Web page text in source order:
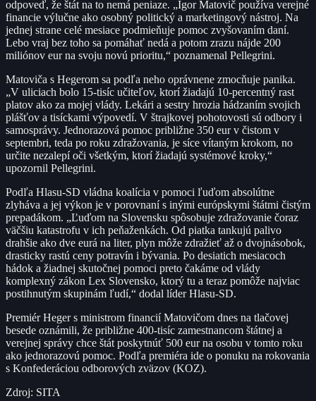
odpoveď, že štát na to nemá peniaze. „Igor Matovič používa verejné
financie výlučne ako osobný politický a marketingový nástroj. Na
jednej strane celé mesiace podmieňuje pomoc zvyšovaním daní.
Lebo vraj bez toho sa pomáhať nedá a potom zrazu nájde 200
miliónov eur na svoju novú prioritu,“ poznamenal Pellegrini.
Matoviča s Hegerom sa podľa neho oprávnene zmocňuje panika.
„V uliciach bolo 15-tisíc učiteľov, ktorí žiadajú 10-percentný rast
platov ako za mojej vlády. Lekári a sestry hrozia hádzaním svojich
plášťov a tisíckami výpovedí. V štrajkovej pohotovosti sú odbory i
samosprávy. Jednorazová pomoc približne 350 eur v čistom v
septembri, teda po roku zdražovania, je síce vítaným krokom, no
určite nezalepí oči všetkým, ktorí žiadajú systémové kroky,“
upozornil Pellegrini.
Podľa Hlasu-SD vládna koalícia v pomoci ľuďom absolútne
zlyháva a jej výkon je v porovnaní s inými európskymi štátmi čistým
prepadákom. „Ľuďom na Slovensku spôsobuje zdražovanie čoraz
väčšiu katastrofu v ich peňaženkách. Od piatka tankujú palivo
drahšie ako dve eurá na liter, plyn môže zdražieť až o dvojnásobok,
drasticky rastú ceny potravín i bývania. Po desiatich mesiacoch
hádok a žiadnej skutočnej pomoci preto čakáme od vlády
komplexný zákon Lex Slovensko, ktorý tu a teraz pomôže najviac
postihnutým skupinám ľudí,“ dodal líder Hlasu-SD.
Premiér Heger s ministrom financií Matovičom dnes na tlačovej
besede oznámili, že približne 400-tisíc zamestnancom štátnej a
verejnej správy chce štát poskytnúť 500 eur na osobu v tomto roku
ako jednorazovú pomoc. Podľa premiéra ide o ponuku na rokovania
s Konfederáciou odborových zväzov (KOZ).
Zdroj: SITA